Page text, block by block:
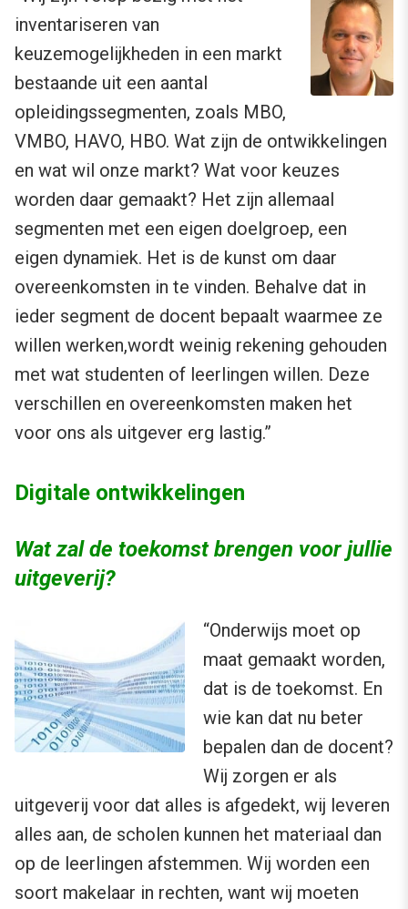
inventariseren van
keuzemogelijkheden in een markt
bestaande uit een aantal
opleidingssegmenten, zoals MBO,
VMBO, HAVO, HBO. Wat zijn de ontwikkelingen
en wat wil onze markt? Wat voor keuzes
worden daar gemaakt? Het zijn allemaal
segmenten met een eigen doelgroep, een
eigen dynamiek. Het is de kunst om daar
overeenkomsten in te vinden. Behalve dat in
ieder segment de docent bepaalt waarmee ze
willen werken,wordt weinig rekening gehouden
met wat studenten of leerlingen willen. Deze
verschillen en overeenkomsten maken het
voor ons als uitgever erg lastig.”
Digitale ontwikkelingen
Wat zal de toekomst brengen voor jullie
uitgeverij?
“Onderwijs moet op
maat gemaakt worden,
dat is de toekomst. En
wie kan dat nu beter
bepalen dan de docent?
Wij zorgen er als
uitgeverij voor dat alles is afgedekt, wij leveren
alles aan, de scholen kunnen het materiaal dan
op de leerlingen afstemmen. Wij worden een
soort makelaar in rechten, want wij moeten